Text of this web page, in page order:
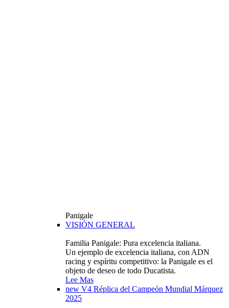
Panigale
VISIÓN GENERAL
Familia Panigale: Pura excelencia italiana.
Un ejemplo de excelencia italiana, con ADN
racing y espíritu competitivo: la Panigale es el
objeto de deseo de todo Ducatista.
Lee Mas
new V4 Réplica del Campeón Mundial Márquez
2025